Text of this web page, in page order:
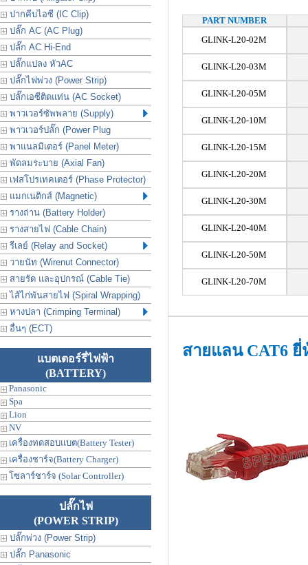
ปากคีบไอซี (IC Clip)
ปลั๊ก AC (AC Plug)
ปลั๊ก AC Hi-End
ปลั๊กแปลง หัวAC
ปลั๊กไฟพ่วง (Power Strip)
ปลั๊กเอซีติดแท่น (AC Socket)
พาวเวอร์ซัพพลาย (Supply)
พาวเวอร์ปลั๊ก (Power Plug
พาแนลมิเตอร์ (Panel Meter)
พัดลมระบาย (Axial Fan)
เฟสโปรเทคเตอร์ (Phase Protector)
แมกเนติกส์ (Magnetic)
รางถ่าน (Battery Holder)
รางสายไฟ (Cable Chain)
รีเลย์ (Relay and Socket)
วายนัท (Wirenut Connector)
สายรัด และอุปกรณ์ (Cable Tie)
ไส้ไก่พันสายไฟ (Spiral Wrapping)
หางปลา (Crimping Terminal)
อื่นๆ (ECT)
แบตเตอร์รี่ไฟฟ้า
(BATTERY)
Panasonic
Spa
Lion
NV
เครื่องทดสอบแบต(Battery Tester)
เครื่องชาร์จ(Battery Charger)
โซลาร์ชาร์จ (Solar Controller)
ปลั๊กไฟ
(POWER STRIP)
ปลั๊กพ่วง (Power Strip)
ปลั๊ก Panasonic
PART NUMBER
GLINK-L20-02M
GLINK-L20-03M
GLINK-L20-05M
GLINK-L20-10M
GLINK-L20-15M
GLINK-L20-20M
GLINK-L20-30M
GLINK-L20-40M
GLINK-L20-50M
GLINK-L20-70M
สายแลน CAT6